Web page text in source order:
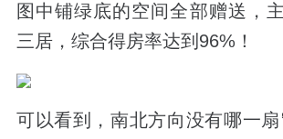
图中铺绿底的空间全部赠送，
三居，综合得房率达到96%！
可以看到，南北方向没有哪一